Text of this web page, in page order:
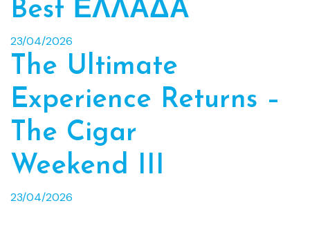
Best ΕΛΛΑΔΑ
23/04/2026
The Ultimate
Experience Returns –
The Cigar
Weekend III
23/04/2026